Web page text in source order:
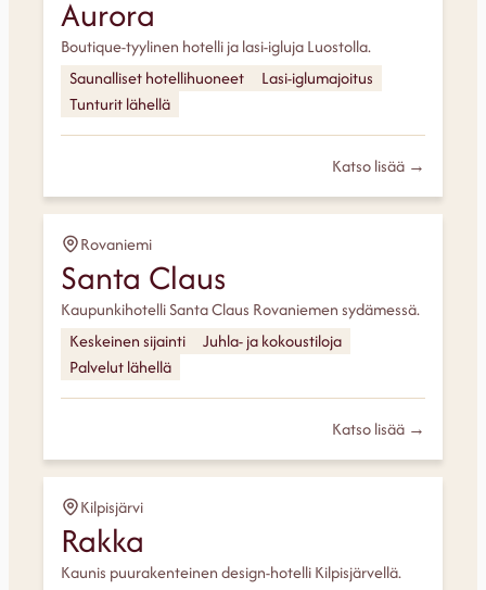
Aurora
Boutique-tyylinen hotelli ja lasi-igluja Luostolla.
Saunalliset hotellihuoneet
Lasi-iglumajoitus
Tunturit lähellä
Katso lisää →
Rovaniemi
Santa Claus
Kaupunkihotelli Santa Claus Rovaniemen sydämessä.
Keskeinen sijainti
Juhla- ja kokoustiloja
Palvelut lähellä
Katso lisää →
Kilpisjärvi
Rakka
Kaunis puurakenteinen design-hotelli Kilpisjärvellä.